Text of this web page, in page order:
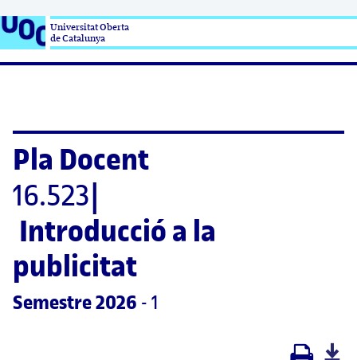
Universitat Oberta
de Catalunya
Pla Docent
16.523
Introducció a la
publicitat
Semestre 2026 - 1